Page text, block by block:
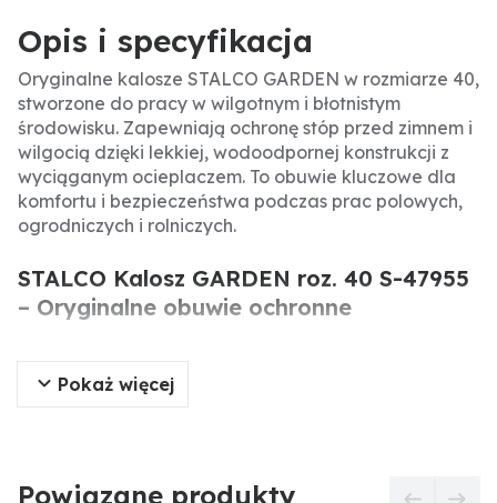
Opis i specyfikacja
Oryginalne kalosze STALCO GARDEN w rozmiarze 40,
stworzone do pracy w wilgotnym i błotnistym
środowisku. Zapewniają ochronę stóp przed zimnem i
wilgocią dzięki lekkiej, wodoodpornej konstrukcji z
wyciąganym ocieplaczem. To obuwie kluczowe dla
komfortu i bezpieczeństwa podczas prac polowych,
ogrodniczych i rolniczych.
STALCO Kalosz GARDEN roz. 40 S-47955
– Oryginalne obuwie ochronne
Oryginalne kalosze STALCO GARDEN to funkcjonalne
i komfortowe obuwie ochronne, przeznaczone do
pracy w trudnych, wilgotnych warunkach. Wykonane
Dzięki wyciąganemu ocieplaczowi i wysokiej
Pokaż więcej
Powiązane produkty